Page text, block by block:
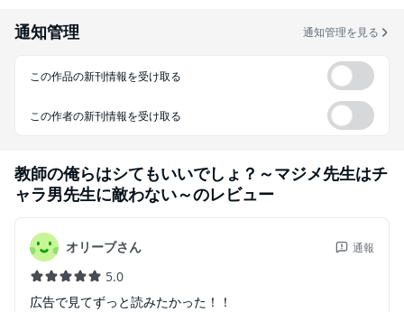
通知管理 通知管理を見る
この作品の新刊情報を受け取る
この作者の新刊情報を受け取る
教師の俺らはシてもいいでしょ？～マジメ先生はチ
ャラ男先生に敵わない～のレビュー
オリーブさん 通報
5.0
広告で見てずっと読みたかった！！